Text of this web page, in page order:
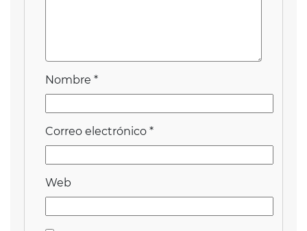
Nombre *
Correo electrónico *
Web